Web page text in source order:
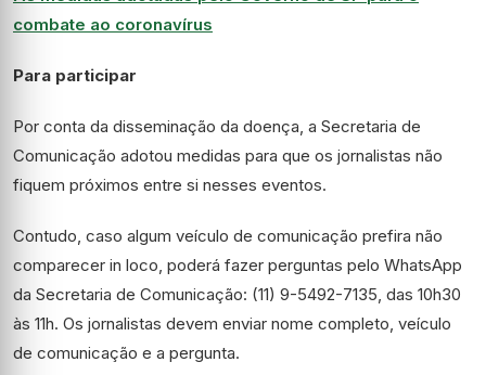
combate ao coronavírus
Para participar
Por conta da disseminação da doença, a Secretaria de
Comunicação adotou medidas para que os jornalistas não
fiquem próximos entre si nesses eventos.
Contudo, caso algum veículo de comunicação prefira não
comparecer in loco, poderá fazer perguntas pelo WhatsApp
da Secretaria de Comunicação: (11) 9-5492-7135, das 10h30
às 11h. Os jornalistas devem enviar nome completo, veículo
de comunicação e a pergunta.